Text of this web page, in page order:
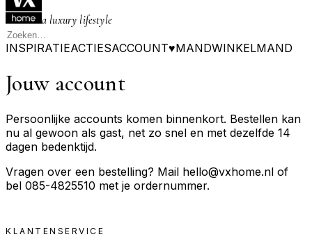
a luxury lifestyle
INSPIRATIEACTIESACCOUNT♥MANDWINKELMAND
Jouw account
Persoonlijke accounts komen binnenkort. Bestellen kan
nu al gewoon als gast, net zo snel en met dezelfde 14
dagen bedenktijd.
Vragen over een bestelling? Mail hello@vxhome.nl of
bel 085-4825510 met je ordernummer.
KLANTENSERVICE